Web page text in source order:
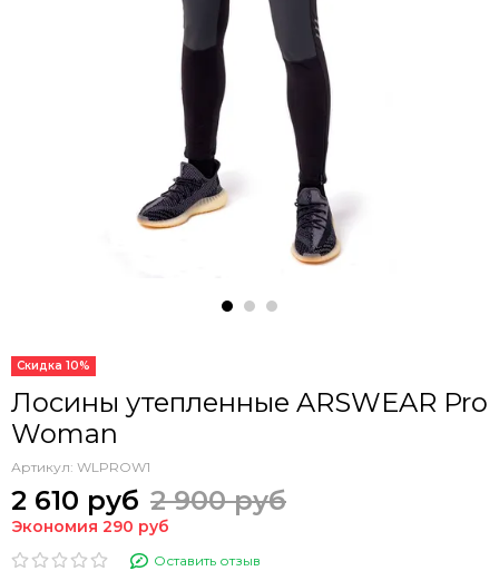
Скидка 10%
Лосины утепленные ARSWEAR Pro
Woman
Артикул: WLPROW1
2 610 руб 2 900 руб
Экономия 290 руб
Оставить отзыв